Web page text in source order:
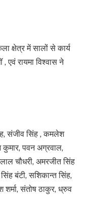
क्षेत्र में सालों से कार्य
, एवं रायमा विश्वास ने
संजीव सिंह , कमलेश
कुमार, पवन अग्रवाल,
चौधरी, अमरजीत सिंह
बंटी, सशिकान्त सिंह,
संतोष ठाकुर, ध्रुव